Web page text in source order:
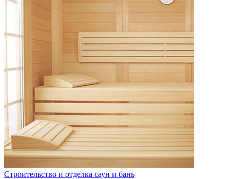
Строительство и отделка саун и бань